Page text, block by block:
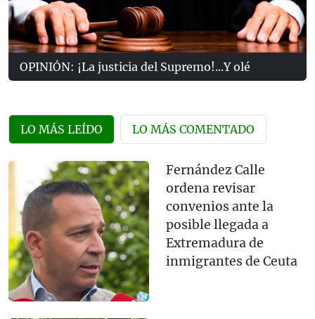
OPINIÓN: ¡La justicia del Supremo!...Y olé
LO MÁS LEÍDO LO MÁS COMENTADO
Fernández Calle
ordena revisar
convenios ante la
posible llegada a
Extremadura de
inmigrantes de Ceuta